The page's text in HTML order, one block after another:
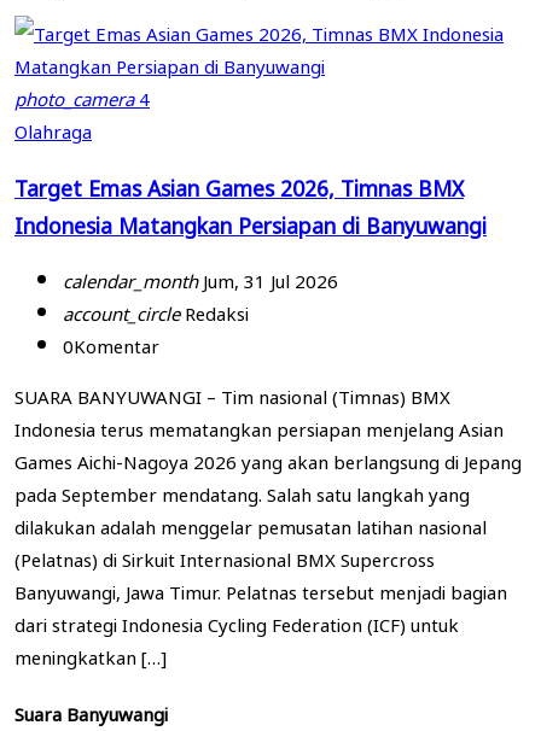
photo_camera4
Olahraga
Target Emas Asian Games 2026, Timnas BMX
Indonesia Matangkan Persiapan di Banyuwangi
calendar_monthJum, 31 Jul 2026
account_circleRedaksi
0Komentar
SUARA BANYUWANGI – Tim nasional (Timnas) BMX
Indonesia terus mematangkan persiapan menjelang Asian
Games Aichi-Nagoya 2026 yang akan berlangsung di Jepang
pada September mendatang. Salah satu langkah yang
dilakukan adalah menggelar pemusatan latihan nasional
(Pelatnas) di Sirkuit Internasional BMX Supercross
Banyuwangi, Jawa Timur. Pelatnas tersebut menjadi bagian
dari strategi Indonesia Cycling Federation (ICF) untuk
meningkatkan […]
Suara Banyuwangi